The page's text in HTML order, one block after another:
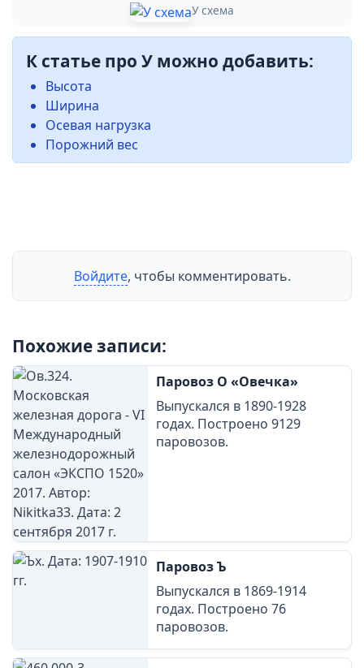
У схема
К статье про У можно добавить:
Высота
Ширина
Осевая нагрузка
Порожний вес
Войдите, чтобы комментировать.
Похожие записи:
Паровоз О «Овечка»
Выпускался в 1890-1928
годах. Построено 9129
паровозов.
Паровоз Ъ
Выпускался в 1869-1914
годах. Построено 76
паровозов.